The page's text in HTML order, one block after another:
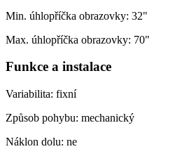
Min. úhlopříčka obrazovky: 32"
Max. úhlopříčka obrazovky: 70"
Funkce a instalace
Variabilita: fixní
Způsob pohybu: mechanický
Náklon dolu: ne